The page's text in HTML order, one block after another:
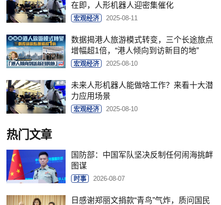
在即，人形机器人迎密集催化
宏观经济 2025-08-11
数据揭港人旅游模式转变，三个长途旅点
增幅超1倍，“港人倾向到访新目的地”
宏观经济 2025-08-10
未来人形机器人能做啥工作？来看十大潜
力应用场景
宏观经济 2025-08-10
热门文章
国防部：中国军队坚决反制任何闹海挑衅
图谋
时事 2026-08-07
日感谢郑丽文捐款“青鸟”气炸，质问国民